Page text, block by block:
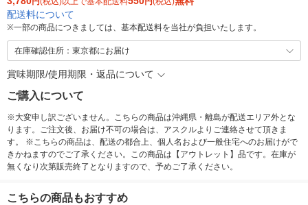
配送料について
※一部の商品につきましては、基本配送料を当社が負担いたします。
在庫確認住所：東京都にお届け
賞味期限/使用期限・返品について
ご購入について
※大変申し訳ございません。こちらの商品は沖縄県・離島が配送エリア外とな
ります。ご注文後、お届け不可の場合は、アスクルよりご連絡させて頂きま
す。 ※こちらの商品は、配送の都合上、個人名および一般住宅へのお届けがで
きかねますのでご了承ください。この商品は【アウトレット】品です。在庫が
無くなり次第販売終了となりますので、予めご了承ください。
こちらの商品もおすすめ